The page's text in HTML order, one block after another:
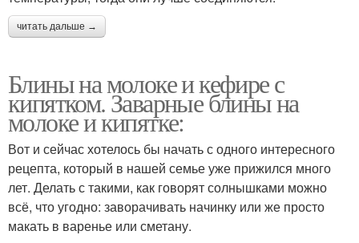
читать дальше →
Блины на молоке и кефире с
кипятком. Заварные блины на
молоке и кипятке:
Вот и сейчас хотелось бы начать с одного интересного
рецепта, который в нашей семье уже прижился много
лет. Делать с такими, как говорят солнышками можно
всё, что угодно: заворачивать начинку или же просто
макать в варенье или сметану.